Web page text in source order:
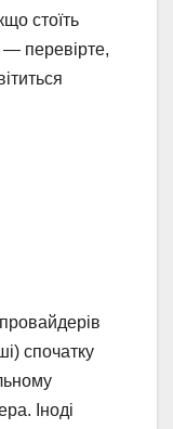
стоїть
— перевірте,
спочатку
Іноді